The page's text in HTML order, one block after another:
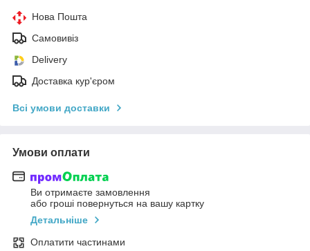
Нова Пошта
Самовивіз
Delivery
Доставка кур'єром
Всі умови доставки
Умови оплати
Ви отримаєте замовлення
або гроші повернуться на вашу картку
Детальніше
Оплатити частинами